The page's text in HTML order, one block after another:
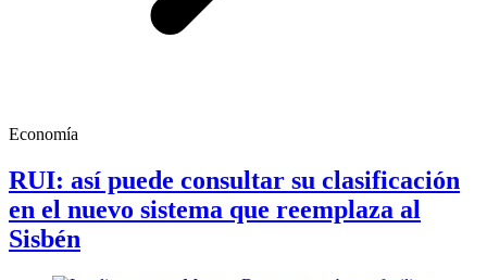
Economía
RUI: así puede consultar su clasificación
en el nuevo sistema que reemplaza al
Sisbén